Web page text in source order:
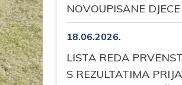
NOVOUPISANE DJECE
18.06.2026.
LISTA REDA
S REZULTATIMA